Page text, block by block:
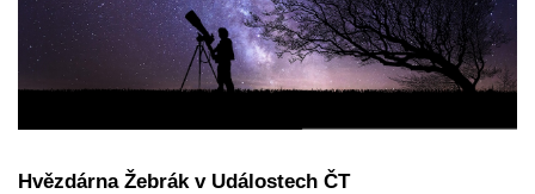
Hvězdárna Žebrák v Událostech ČT